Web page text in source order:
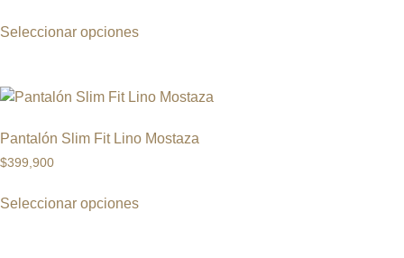
Seleccionar opciones
Pantalón Slim Fit Lino Mostaza
$399,900
Seleccionar opciones